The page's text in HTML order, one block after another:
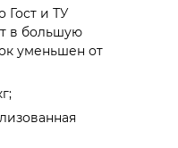
Гост и ТУ
в большую
уменьшен от